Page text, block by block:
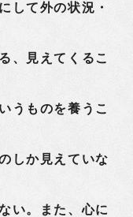
して外の状況・
、見えてくるこ
うものを養うこ
しか見えていな
い。また、心に